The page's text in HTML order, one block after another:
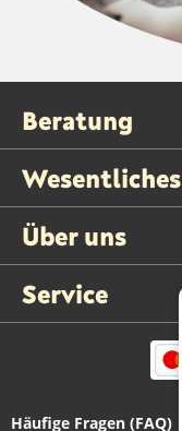
Beratung
Wesentliches
Über uns
Service
Häufige Fragen (FAQ)